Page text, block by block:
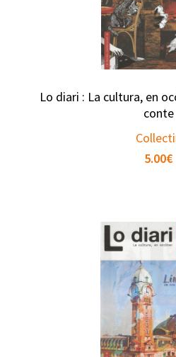
Lo diari : La cultura, en
conte
5.00€